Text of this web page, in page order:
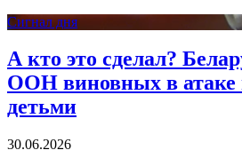
Сигнал дня
А кто это сделал?
ООН виновных в атаке
детьми
30.06.2026